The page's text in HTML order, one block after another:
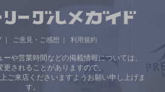
ご意見・ご感想 利用規約
や営業時間などの掲載情報については、
更されることがありますので、
ご来店くださいますようお願い申し上げま
す。